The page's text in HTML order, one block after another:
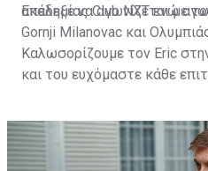
ακαδημίας Club NXT ενώ
Gornji Milanovac και
Επέλεξε να αγωνίζεται με
Καλωσορίζουμε τον Eric
και του ευχόμαστε κάθε